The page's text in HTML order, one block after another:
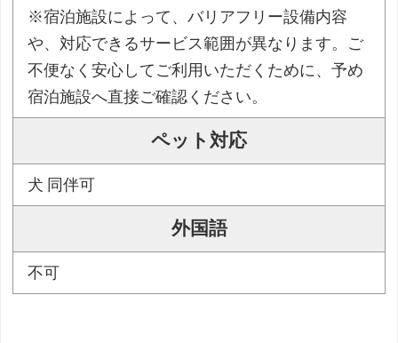
※宿泊施設によって、バリアフリー設備内容
や、対応できるサービス範囲が異なります。ご
不便なく安心してご利用いただくために、予め
宿泊施設へ直接ご確認ください。
ペット対応
犬 同伴可
外国語
不可